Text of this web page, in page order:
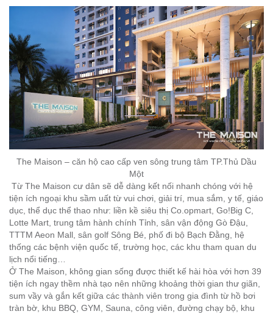
The Maison – căn hộ cao cấp ven sông trung tâm TP.Thủ Dầu
Một
Từ The Maison cư dân sẽ dễ dàng kết nối nhanh chóng với hệ
tiện ích ngoại khu sầm uất từ vui chơi, giải trí, mua sắm, y tế, giáo
dục, thể dục thể thao như: liền kề siêu thị Co.opmart, Go!Big C,
Lotte Mart, trung tâm hành chính Tỉnh, sân vận động Gò Đậu,
TTTM Aeon Mall, sân golf Sông Bé, phố đi bộ Bạch Đằng, hệ
thống các bệnh viện quốc tế, trường học, các khu tham quan du
lịch nổi tiếng…
Ở The Maison, không gian sống được thiết kế hài hòa với hơn 39
tiện ích ngay thềm nhà tạo nên những khoảng thời gian thư giãn,
sum vầy và gắn kết giữa các thành viên trong gia đình từ hồ bơi
tràn bờ, khu BBQ, GYM, Sauna, công viên, đường chạy bộ, khu